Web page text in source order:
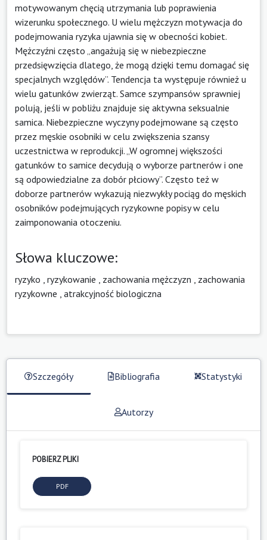
motywowanym chęcią utrzymania lub poprawienia
wizerunku społecznego. U wielu mężczyzn motywacja do
podejmowania ryzyka ujawnia się w obecności kobiet.
Mężczyźni często „angażują się w niebezpieczne
przedsięwzięcia dlatego, że mogą dzięki temu domagać się
specjalnych względów”. Tendencja ta występuje również u
wielu gatunków zwierząt. Samce szympansów sprawniej
polują, jeśli w pobliżu znajduje się aktywna seksualnie
samica. Niebezpieczne wyczyny podejmowane są często
przez męskie osobniki w celu zwiększenia szansy
uczestnictwa w reprodukcji. „W ogromnej większości
gatunków to samice decydują o wyborze partnerów i one
są odpowiedzialne za dobór płciowy”. Często też w
doborze partnerów wykazują niezwykły pociąg do męskich
osobników podejmujących ryzykowne popisy w celu
zaimponowania otoczeniu.
Słowa kluczowe:
ryzyko ryzykowanie zachowania mężczyzn
zachowania
ryzykowne atrakcyjność biologiczna
Szczegóły Bibliografia Statystyki
Autorzy
POBIERZ PLIKI
PDF